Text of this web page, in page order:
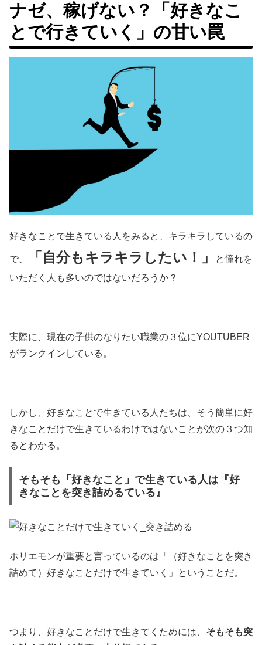
ナゼ、稼げない？「好きなこ
とで行きていく」の甘い罠
好きなことで生きている人をみると、キラキラしているの
で、 「自分もキラキラしたい！」
と憧れを
いただく人も多いのではないだろうか？
実際に、現在の子供のなりたい職業の３位にYOUTUBER
がランクインしている。
しかし、好きなことで生きている人たちは、そう簡単に好
きなことだけで生きているわけではないことが次の３つ知
るとわかる。
そもそも「好きなこと」で生きている人は『好
きなことを突き詰めるている』
ホリエモンが重要と言っているのは「（好きなことを突き
詰めて）好きなことだけで生きていく」ということだ。
つまり、好きなことだけで生きてくためには、 そもそも突